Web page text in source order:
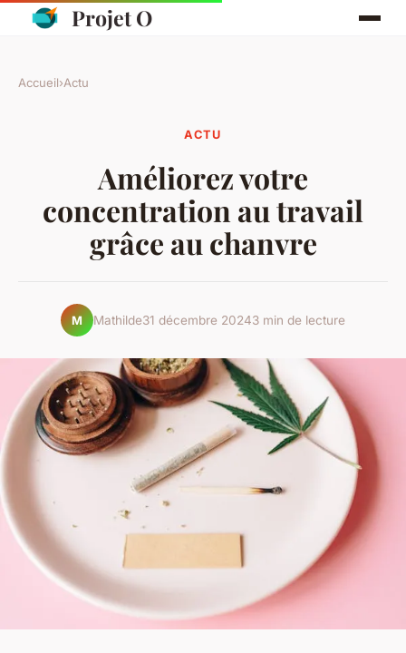
Projet O
Accueil›Actu
ACTU
Améliorez votre
concentration au travail
grâce au chanvre
M Mathilde31 décembre 20243 min de lecture